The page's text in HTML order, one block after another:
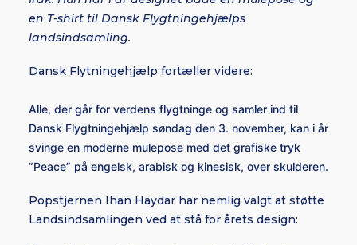
en T-shirt til Dansk Flygtningehjælps
landsindsamling.
Dansk Flytningehjælp fortæller videre:
Alle, der går for verdens flygtninge og samler ind til
Dansk Flygtningehjælp søndag den 3. november, kan i år
svinge en moderne mulepose med det grafiske tryk
”Peace” på engelsk, arabisk og kinesisk, over skulderen.
Popstjernen Ihan Haydar har nemlig valgt at støtte
Landsindsamlingen ved at stå for årets design: